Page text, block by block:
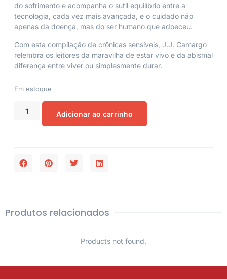
do sofrimento e acompanha o sutil equilíbrio entre a
tecnologia, cada vez mais avançada, e o cuidado não
apenas da doença, mas do ser humano que adoeceu.
Com esta compilação de crônicas sensíveis, J.J. Camargo
relembra os leitores da maravilha de estar vivo e da abismal
diferença entre viver ou simplesmente durar.
Em estoque
Adicionar ao carrinho
Produtos relacionados
Products not found.